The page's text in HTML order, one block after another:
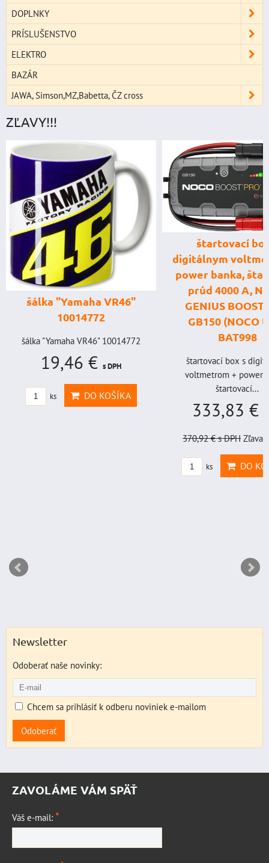
DOPLNKY
PRÍSLUŠENSTVO
ELEKTRO
BAZÁR
JAWA, Simson,MZ,Babetta, ČZ cross
ZĽAVY!!!
šálka "Yamaha VR46"
10014772
šálka "Yamaha VR46" 10014772
19,46 € s DPH
ks DO KOŠÍKA
štartovací
digitálnym
power banka,
prúd 4000 A,
GENIUS BOOST
GB150 (NOCO
BAT998
štartovací box s
voltmetrom + power
štartovací...
333,83 €
370,92 €s DPH Zľava
ks DO
Newsletter
Odoberať naše novinky:
Chcem sa prihlásiť k odberu noviniek e-mailom
Odoberať
ZAVOLÁME VÁM SPÄŤ
Váš e-mail: *